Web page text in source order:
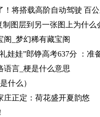
阁_梦幻稀有藏宝阁
语言_梗是什么意思
什么）
庄正定：荷花盛开夏韵悠